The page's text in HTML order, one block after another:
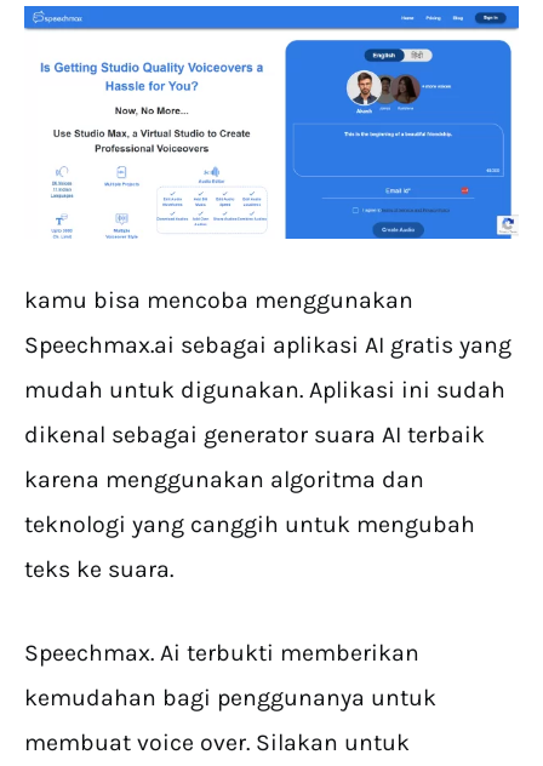
kamu bisa mencoba menggunakan
Speechmax.ai sebagai aplikasi AI gratis yang
mudah untuk digunakan. Aplikasi ini sudah
dikenal sebagai generator suara AI terbaik
karena menggunakan algoritma dan
teknologi yang canggih untuk mengubah
teks ke suara.
Speechmax. Ai terbukti memberikan
kemudahan bagi penggunanya untuk
membuat voice over. Silakan untuk